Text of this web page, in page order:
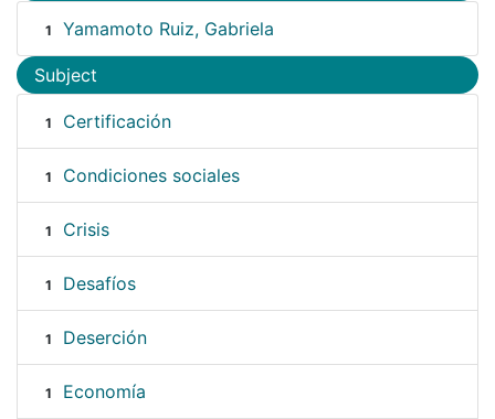
1 Yamamoto Ruiz, Gabriela
Subject
1 Certificación
1 Condiciones sociales
1 Crisis
1 Desafíos
1 Deserción
1 Economía